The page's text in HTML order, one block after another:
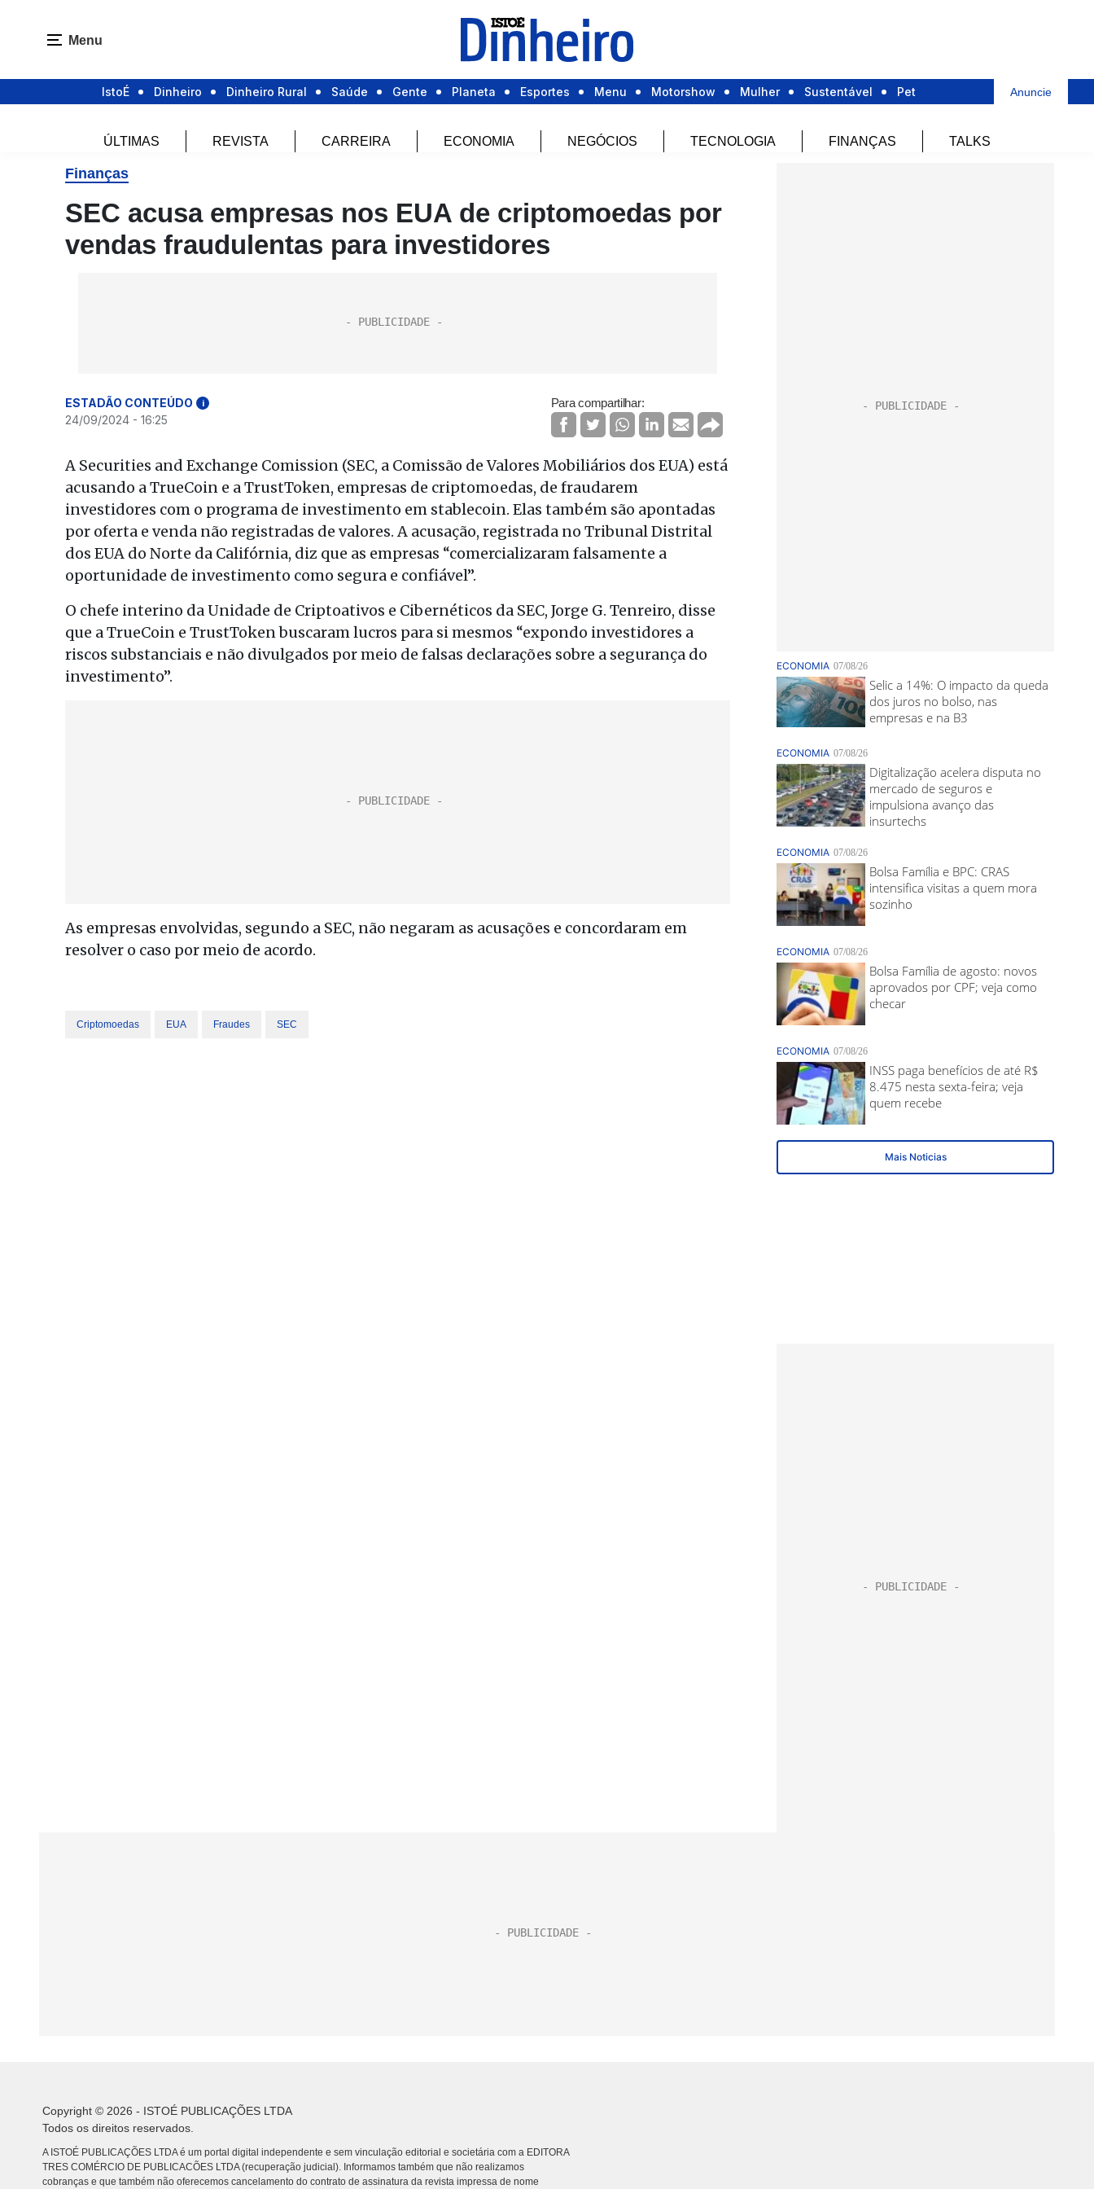
Menu
IstoÉ Dinheiro Dinheiro Rural Saúde Gente Planeta Esportes Menu Motorshow Mulher Sustentável Pet Anuncie
ÚLTIMAS REVISTA CARREIRA ECONOMIA NEGÓCIOS TECNOLOGIA FINANÇAS TALKS
Finanças
SEC acusa empresas nos EUA de criptomoedas por
vendas fraudulentas para investidores
ESTADÃO CONTEÚDO i
24/09/2024 - 16:25
Para compartilhar:
A Securities and Exchange Comission (SEC, a Comissão de Valores Mobiliários dos EUA) está
acusando a TrueCoin e a TrustToken, empresas de criptomoedas, de fraudarem
investidores com o programa de investimento em stablecoin. Elas também são apontadas
por oferta e venda não registradas de valores. A acusação, registrada no Tribunal Distrital
dos EUA do Norte da Califórnia, diz que as empresas “comercializaram falsamente a
oportunidade de investimento como segura e confiável”.
O chefe interino da Unidade de Criptoativos e Cibernéticos da SEC, Jorge G. Tenreiro, disse
que a TrueCoin e TrustToken buscaram lucros para si mesmos “expondo investidores a
riscos substanciais e não divulgados por meio de falsas declarações sobre a segurança do
investimento”.
As empresas envolvidas, segundo a SEC, não negaram as acusações e concordaram em
resolver o caso por meio de acordo.
Criptomoedas EUA Fraudes SEC
Copyright © 2026 - ISTOÉ PUBLICAÇÕES LTDA
Todos os direitos reservados.
A ISTOÉ PUBLICAÇÕES LTDA é um portal digital independente e sem vinculação editorial e societária com a EDITORA
TRES COMÉRCIO DE PUBLICACÕES LTDA (recuperação judicial). Informamos também que não realizamos
cobranças e que também não oferecemos cancelamento do contrato de assinatura da revista impressa de nome